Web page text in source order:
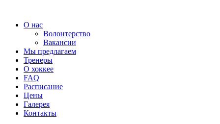
О нас
Волонтерство
Вакансии
Мы предлагаем
Тренеры
О хоккее
FAQ
Расписание
Цены
Галерея
Контакты